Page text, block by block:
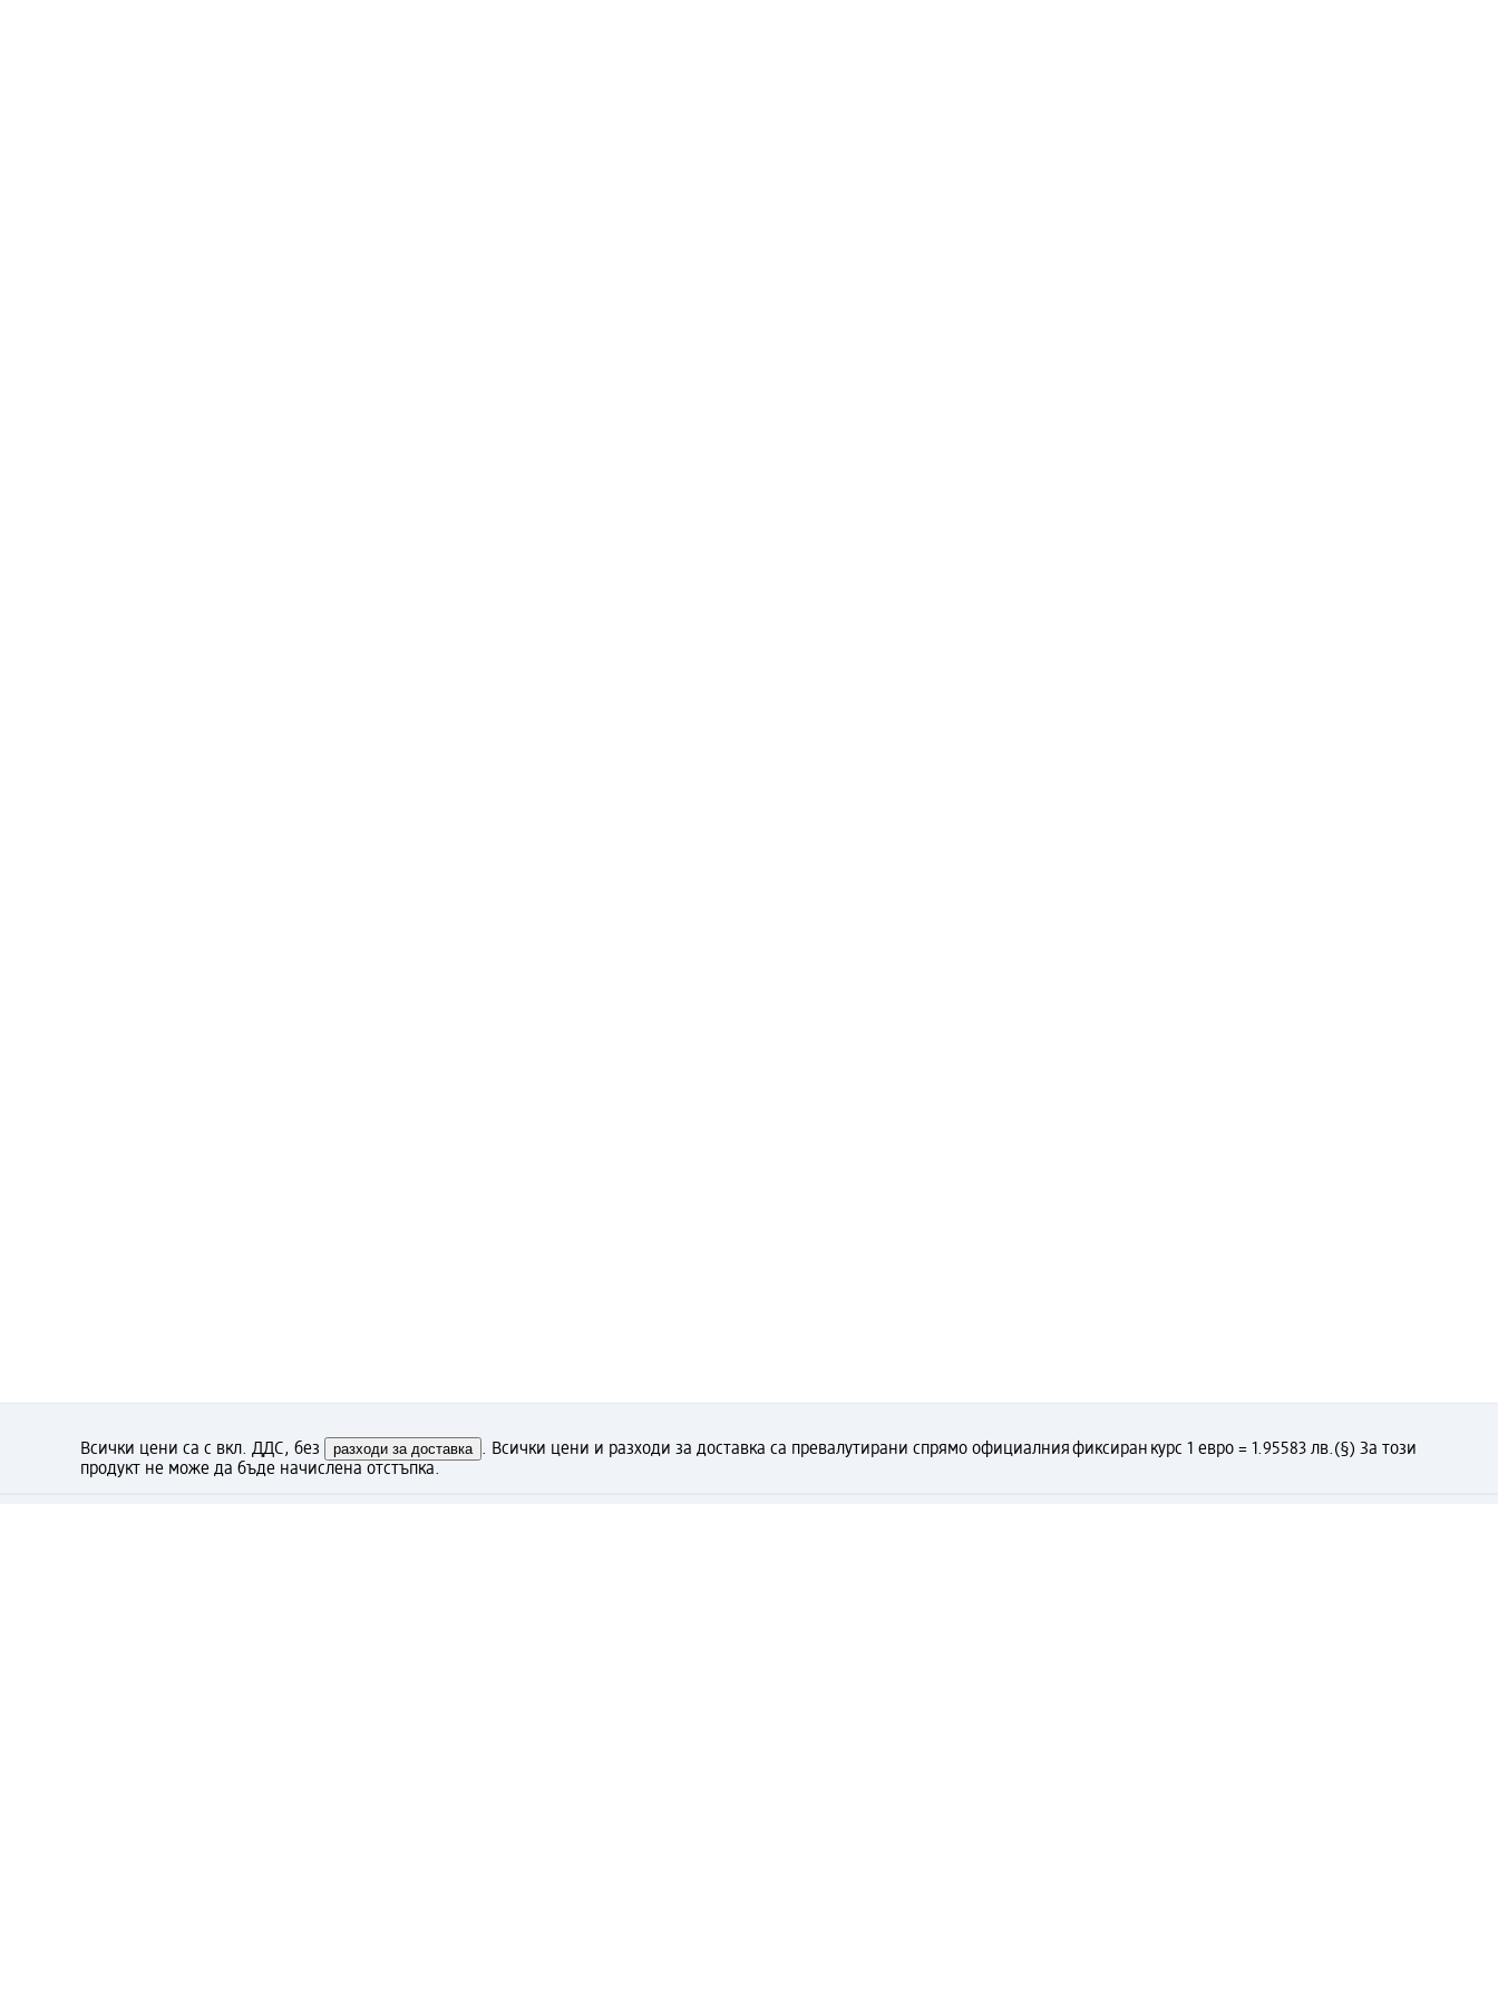
Всички цени са с вкл. ДДС, без разходи за доставка . Всички цени и разходи за доставка са превалутирани спрямо официалния фиксиран курс 1 евро = 1.95583 лв.(§) За този
продукт не може да бъде начислена отстъпка.